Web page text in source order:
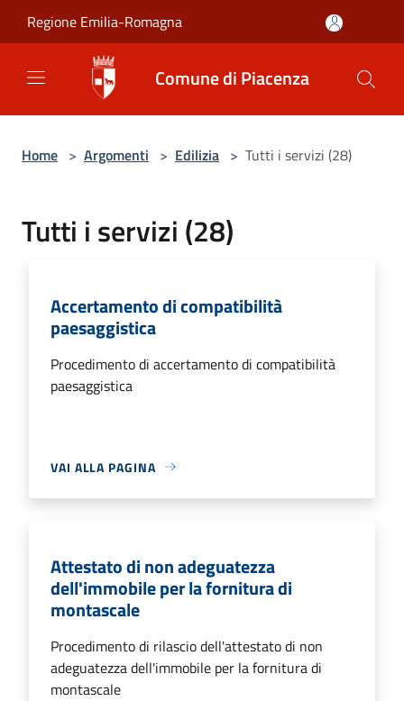
Regione Emilia-Romagna
Comune di Piacenza
Home > Argomenti > Edilizia > Tutti i servizi (28)
Tutti i servizi (28)
Accertamento di compatibilità
paesaggistica
Procedimento di accertamento di compatibilità
paesaggistica
VAI ALLA PAGINA
Attestato di non adeguatezza
dell'immobile per la fornitura di
montascale
Procedimento di rilascio dell'attestato di non
adeguatezza dell'immobile per la fornitura di
montascale